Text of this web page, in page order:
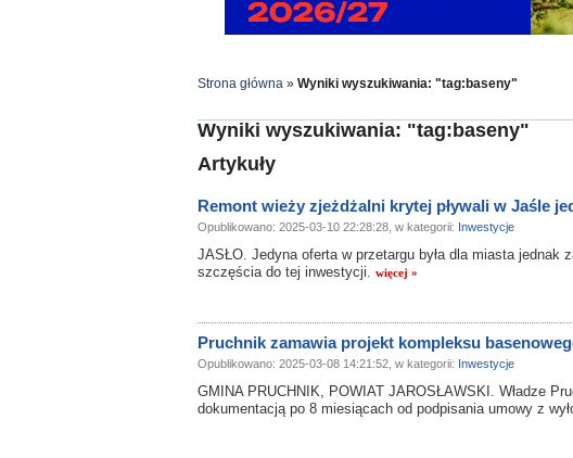
Strona główna » Wyniki wyszukiwania: "tag:baseny"
Wyniki wyszukiwania: "tag:baseny"
Artykuły
Remont wieży zjeżdżalni krytej pływali w Jaśle
Opublikowano: 2025-03-10 22:28:28, w kategorii: Inwestycje
JASŁO. Jedyna oferta w przetargu była dla miasta jednak
szczęścia do tej inwestycji. więcej »
Pruchnik zamawia projekt kompleksu
Opublikowano: 2025-03-08 14:21:52, w kategorii: Inwestycje
GMINA PRUCHNIK, POWIAT JAROSŁAWSKI. Władze
dokumentacją po 8 miesiącach od podpisania umowy z